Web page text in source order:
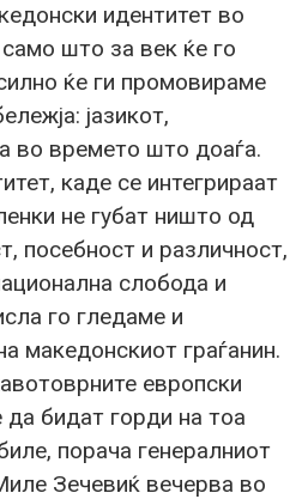
идентитет во
што за век ќе го
ќе ги промовираме
јазикот,
во времето што доаѓа.
каде се интегрираат
не губат ништо од
посебност и различност,
слобода и
го гледаме и
македонскиот граѓанин.
европски
бидат горди на тоа
порача генералниот
Зечевиќ вечерва во